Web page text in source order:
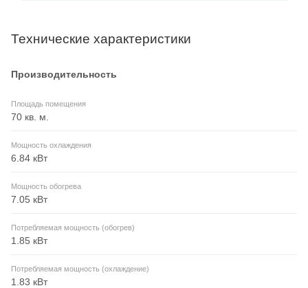
Технические характеристики
Производительность
Площадь помещения
70 кв. м.
Мощность охлаждения
6.84 кВт
Мощность обогрева
7.05 кВт
Потребляемая мощность (обогрев)
1.85 кВт
Потребляемая мощность (охлаждение)
1.83 кВт